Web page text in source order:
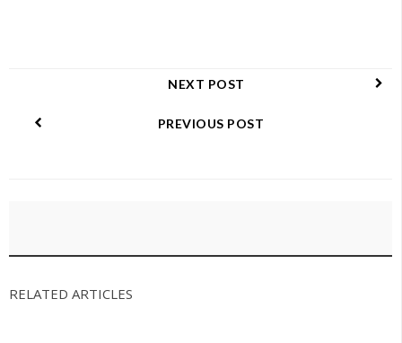
NEXT POST
PREVIOUS POST
RELATED ARTICLES